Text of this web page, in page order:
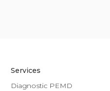
Services
Diagnostic PEMD